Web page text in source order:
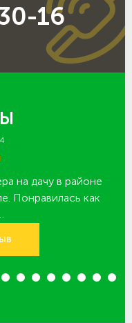
16
на дачу в районе
Понравилась как
13 14 15 16 17 18 19 20